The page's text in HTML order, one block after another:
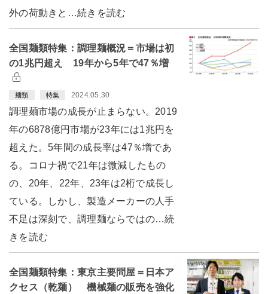
外の荷動きと…続きを読む
全国麺類特集：調理麺概況＝市場は初
の1兆円超え 19年から5年で47％増
麺類 特集 2024.05.30
調理麺市場の成長が止まらない。2019
年の6878億円市場が23年には1兆円を
超えた。5年間の成長率は47％増であ
る。コロナ禍で21年は微減したもの
の、20年、22年、23年は2桁で成長し
ている。しかし、製造メーカーの人手
不足は深刻で、調理麺ならではの…続
きを読む
全国麺類特集：東京主要問屋＝日本ア
クセス（乾麺） 機械麺の販売を強化